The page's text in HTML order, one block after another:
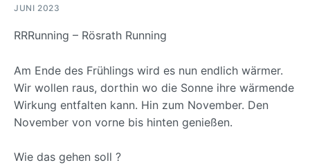
JUNI 2023
RRRunning – Rösrath Running
Am Ende des Frühlings wird es nun endlich wärmer.
Wir wollen raus, dorthin wo die Sonne ihre wärmende
Wirkung entfalten kann. Hin zum November. Den
November von vorne bis hinten genießen.
Wie das gehen soll ?